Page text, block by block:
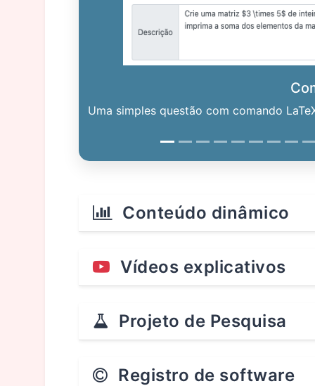
Uma simples questão com comando
Conteúdo dinâmico
Vídeos explicativos
Projeto de Pesquisa
Registro de software